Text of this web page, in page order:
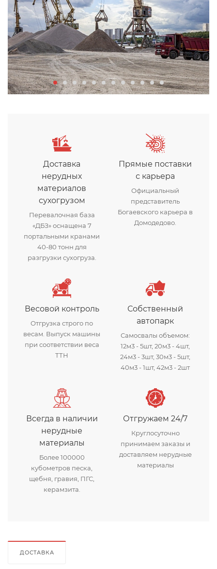
Доставка
нерудных
материалов
сухогрузом
Перевалочная база
«ДБЗ» оснащена 7
портальными кранами
40-80 тонн для
разгрузки сухогруза.
Прямые поставки
с карьера
Официальный
представитель
Богаевского карьера в
Домодедово.
Весовой контроль
Отгрузка строго по
весам. Выпуск машины
при соответствии веса
ТТН
Собственный
автопарк
Самосвалы объемом:
12м3 - 5шт, 20м3 - 4шт,
24м3 - 3шт, 30м3 - 5шт,
40м3 - 1шт, 42м3 - 2шт
Всегда в наличии
нерудные
материалы
Более 100000
кубометров песка,
щебня, гравия, ПГС,
керамзита.
Отгружаем 24/7
Круглосуточно
принимаем заказы и
доставляем нерудные
материалы
ДОСТАВКА